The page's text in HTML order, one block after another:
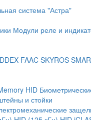
система "Астра"
Модули реле и
FAAC SKYROS
HID
и стойки